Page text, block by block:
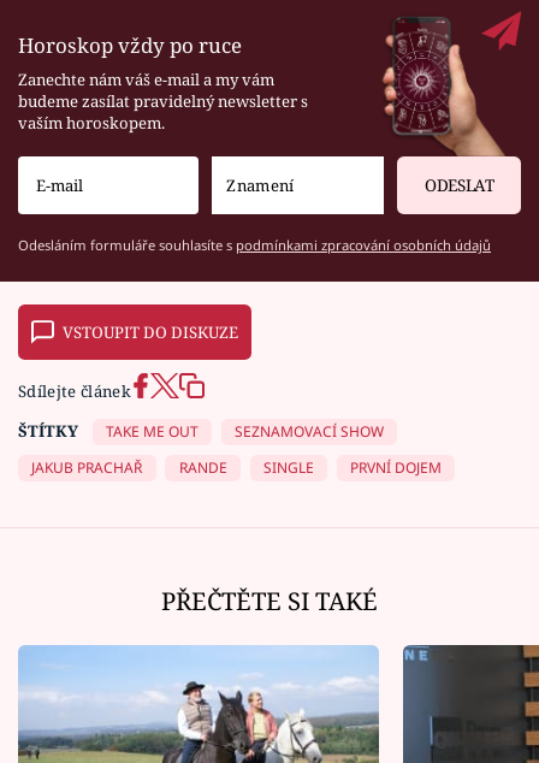
Horoskop vždy po ruce
Zanechte nám váš e-mail a my vám
budeme zasílat pravidelný newsletter s
vaším horoskopem.
ODESLAT
Odesláním formuláře souhlasíte s podmínkami zpracování osobních údajů
VSTOUPIT DO DISKUZE
Sdílejte článek
ŠTÍTKY
TAKE ME OUT
SEZNAMOVACÍ SHOW
JAKUB PRACHAŘ
RANDE SINGLE PRVNÍ DOJEM
PŘEČTĚTE SI TAKÉ